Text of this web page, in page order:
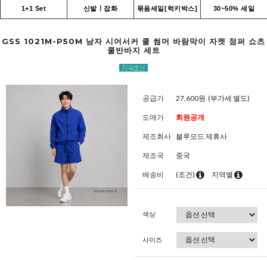
1+1 Set 신발ㅣ잡화 묶음세일[럭키박스] 30~50% 세일
GSS 1021M-P50M 남자 시어서커 쿨 썸머 바람막이 자켓 점퍼 쇼츠
쿨반바지 세트
공급가 27,600원 (부가세 별도)
도매가 회원공개
제조회사 블루모드 제휴사
제조국 중국
배송비 (조건) 지역별
색상
사이즈